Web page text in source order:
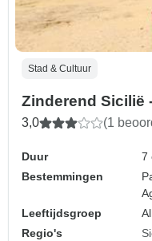
Stad & Cultuur
Zinderend Sicilië
3,0 (1
Duur
7
Bestemmingen
Leeftijdsgroep
Regio's